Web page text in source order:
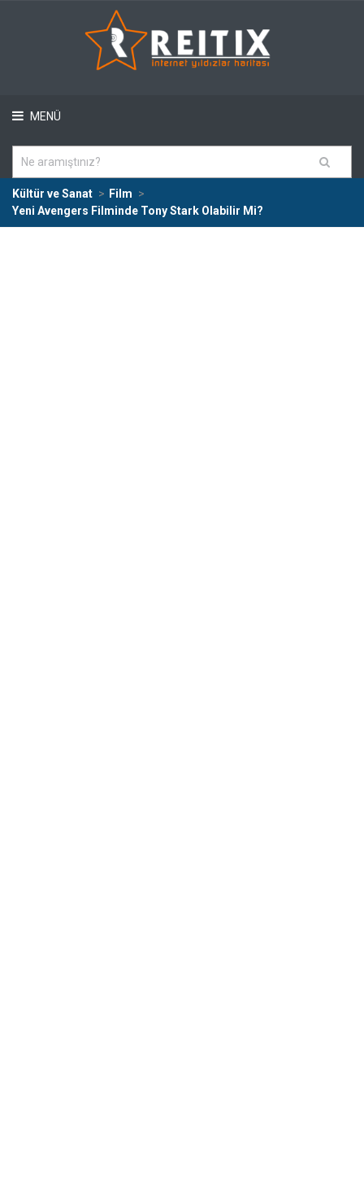
MENÜ
Kültür ve Sanat
Film
Yeni Avengers Filminde Tony Stark Olabilir Mi?